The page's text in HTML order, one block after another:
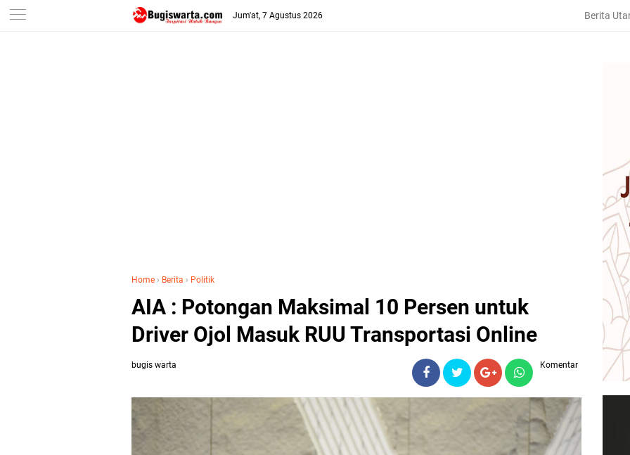
-->
Jum'at, 7 Agustus 2026 Berita
Home › Berita › Politik
AIA : Potongan Maksimal 10 Persen untuk
Driver Ojol Masuk RUU Transportasi Online
bugis warta Komentar